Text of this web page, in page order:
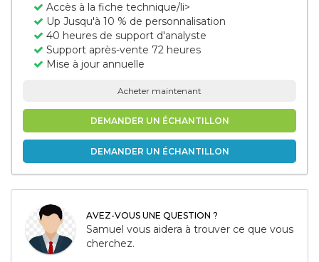
Accès à la fiche technique/li>
Up Jusqu'à 10 % de personnalisation
40 heures de support d'analyste
Support après-vente 72 heures
Mise à jour annuelle
Acheter maintenant
DEMANDER UN ÉCHANTILLON
DEMANDER UN ÉCHANTILLON
AVEZ-VOUS UNE QUESTION ?
Samuel vous aidera à trouver ce que vous
cherchez.